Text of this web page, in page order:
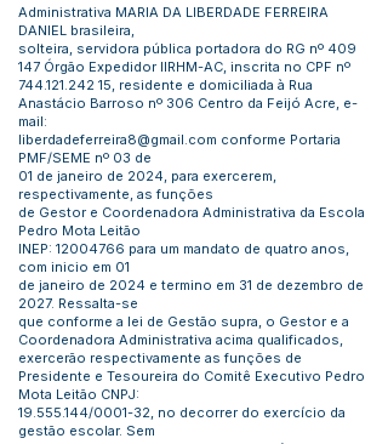
Administrativa MARIA DA LIBERDADE FERREIRA
DANIEL brasileira,
solteira, servidora pública portadora do RG nº 409
147 Órgão Expedidor IIRHM-AC, inscrita no CPF nº
744.121.242 15, residente e domiciliada à Rua
Anastácio Barroso nº 306 Centro da Feijó Acre, e-
mail:
liberdadeferreira8@gmail.com conforme Portaria
PMF/SEME nº 03 de
01 de janeiro de 2024, para exercerem,
respectivamente, as funções
de Gestor e Coordenadora Administrativa da Escola
Pedro Mota Leitão
INEP: 12004766 para um mandato de quatro anos,
com inicio em 01
de janeiro de 2024 e termino em 31 de dezembro de
2027. Ressalta-se
que conforme a lei de Gestão supra, o Gestor e a
Coordenadora Administrativa acima qualificados,
exercerão respectivamente as funções de
Presidente e Tesoureira do Comitê Executivo Pedro
Mota Leitão CNPJ:
19.555.144/0001-32, no decorrer do exercício da
gestão escolar. Sem